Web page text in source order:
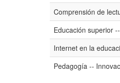
Comprensión de
Educación superior
Internet en la
Pedagogía --